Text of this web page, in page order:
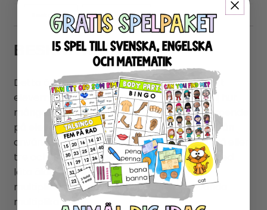
Beskrivning Recensioner (0)
BESKRIVNING
Detta är ett enkelt additionsspel som gör att
eleverna lär sig använda en hundraruta. Välj hur
många tärningar eleverna ska använda beroende
på elevernas nivå. Här kan du nivåanpassa från
användning av en tärning, till att använda två eller
tre och därmed addera talen, eller till och med
låta äldre elever öva det lätta hörnet i
multiplikationstabellerna genom att använda
multiplikation.